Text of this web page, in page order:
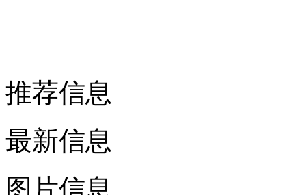
推荐信息
最新信息
图片信息